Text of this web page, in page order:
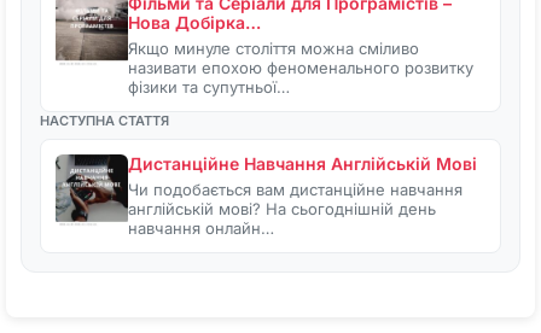
Нова Добірка…
Якщо минуле століття можна сміливо
називати епохою феноменального розвитку
фізики та супутньої…
НАСТУПНА СТАТТЯ
Дистанційне Навчання Англійській Мові
Чи подобається вам дистанційне навчання
англійській мові? На сьогоднішній день
навчання онлайн…